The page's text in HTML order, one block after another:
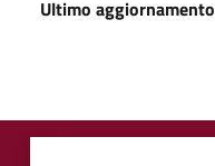
Ultimo aggiornamento